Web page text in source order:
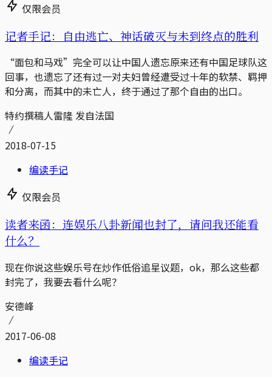
仅限会员
记者手记：自由逃亡、神话破灭与未到终点的胜利
“面包和马戏”完全可以让中国人遗忘原来还有中国足球队这
回事，也遗忘了还有过一对夫妇曾经遭受过十年的软禁、羁押
和分离，而其中的未亡人，终于通过了那个自由的出口。
特约撰稿人雷隆 发自法国
2018-07-15
编读手记
仅限会员
读者来函：连娱乐八卦新闻也封了，请问我还能看
什么？
现在你说这些娱乐号在炒作低俗追星议题，ok，那么这些都
封完了，我要去看什么呢？
安德峰
2017-06-08
编读手记